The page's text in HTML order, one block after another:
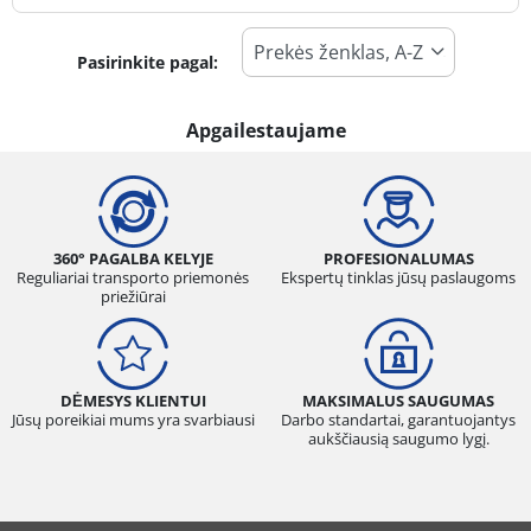
Padangos tipas
Vasara (0)
Visi sezonai (0)
Transporto priemonės tipas
Visi tipai (0)
Lengvasis automobilis (0)
Pasirinkite pagal:
Apgailestaujame
360° PAGALBA KELYJE
Reguliariai transporto priemonės
priežiūrai
PROFESIONALUMAS
Ekspertų tinklas jūsų paslaugoms
DĖMESYS KLIENTUI
Jūsų poreikiai mums yra svarbiausi
MAKSIMALUS SAUGUMAS
Darbo standartai, garantuojantys
aukščiausią saugumo lygį.